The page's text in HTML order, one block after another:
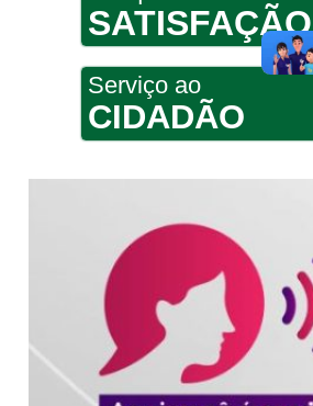
SATISFAÇÃO
Serviço ao
CIDADÃO